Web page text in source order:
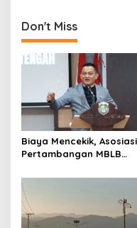
t
n
a
i
g
a
t
i
o
n
Don't Miss
Biaya Mencekik, Asosiasi
Pertambangan MBLB
Beri Kelonggaran